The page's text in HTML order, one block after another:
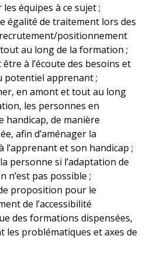
équipes à ce sujet ;
égalité de traitement lors des
positionnement
au long de la formation ;
à l’écoute des besoins et
potentiel apprenant ;
en amont et tout au long
les personnes en
handicap, de manière
afin d’aménager la
l’apprenant et son handicap ;
personne si l’adaptation de
n’est pas possible ;
proposition pour le
de l’accessibilité
des formations dispensées,
les problématiques et axes de